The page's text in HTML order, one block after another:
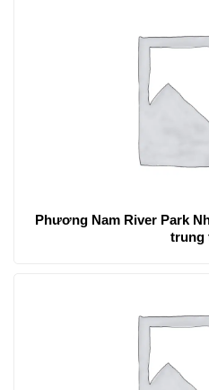
Phương Nam River Park
trung